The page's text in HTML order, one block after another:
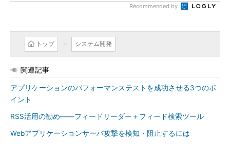
Recommended by
トップ システム開発
関連記事
アプリケーションのパフォーマンステストを成功させる3つのポ
イント
RSS活用の勧め――フィードリーダー＋フィード検索ツール
Webアプリケーションサーバ攻撃を検知・阻止するには